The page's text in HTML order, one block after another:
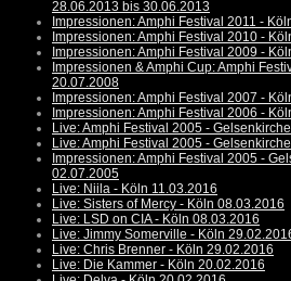
28.06.2013 bis 30.06.2013
Impressionen: Amphi Festival 2011 -
Impressionen: Amphi Festival 2010 -
Impressionen: Amphi Festival 2009 -
Impressionen & Amphi Cup: Amphi
20.07.2008
Impressionen: Amphi Festival 2007 -
Impressionen: Amphi Festival 2006 -
Live: Amphi Festival 2005 -
Live: Amphi Festival 2005 -
Impressionen: Amphi Festival 2005 -
02.07.2005
Live: Niila - Köln 11.03.2016
Live: Sisters of Mercy - Köln 08.03.2016
Live: LSD on CIA - Köln 08.03.2016
Live: Jimmy Somerville - Köln
Live: Chris Brenner - Köln 29.02.2016
Live: Die Kammer - Köln 20.02.2016